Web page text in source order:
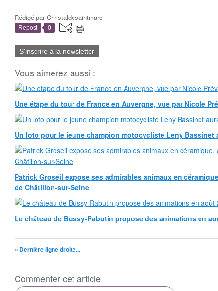
Rédigé parChristaldesaintmarc
Repost 0
S'inscrire à la newsletter
Vous aimerez aussi :
Une étape du tour de France en Auvergne, vue par Nicole
Un loto pour le jeune champion motocycliste Leny Bassinet
Patrick Groseil expose ses admirables animaux en
de Châtillon-sur-Seine
Le château de Bussy-Rabutin propose des animations en
« Dernière ligne droite...
Commenter cet article